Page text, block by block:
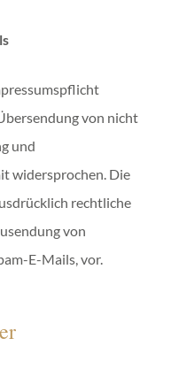
von nicht
und
widersprochen. Die
rechtliche
von
E-Mails, vor.